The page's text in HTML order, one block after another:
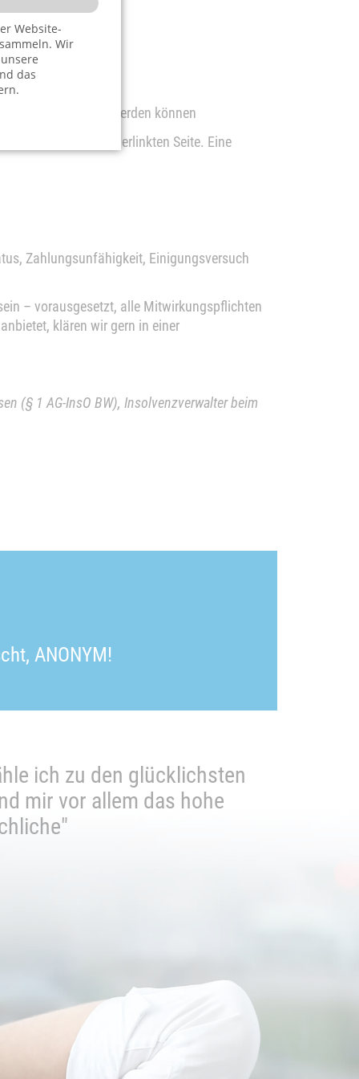
direkt bezahlt werden können
lesen Sie auf der verlinkten Seite. Eine
Zahlungsunfähigkeit, Einigungsversuch
– vorausgesetzt, alle Mitwirkungspflichten
anbietet, klären wir gern in einer
(§ 1 AG-InsO BW), Insolvenzverwalter beim
ANONYM!
ich zu den glücklichsten
mir vor allem das hohe
Website-
Wir
das